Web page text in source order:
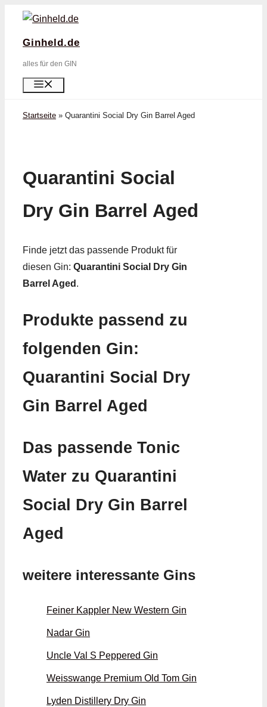
Zum
springen
Ginheld.de
alles für den GIN
Startseite » Quarantini Social Dry Gin Barrel Aged
Quarantini Social
Dry Gin Barrel Aged
Finde jetzt das passende Produkt für
diesen Gin: Quarantini Social Dry Gin
Barrel Aged .
Produkte passend zu
folgenden Gin:
Quarantini Social Dry
Gin Barrel Aged
Das passende Tonic
Water zu Quarantini
Social Dry Gin Barrel
Aged
weitere interessante Gins
Feiner Kappler New Western Gin
Nadar Gin
Uncle Val S Peppered Gin
Weisswange Premium Old Tom Gin
Lyden Distillery Dry Gin